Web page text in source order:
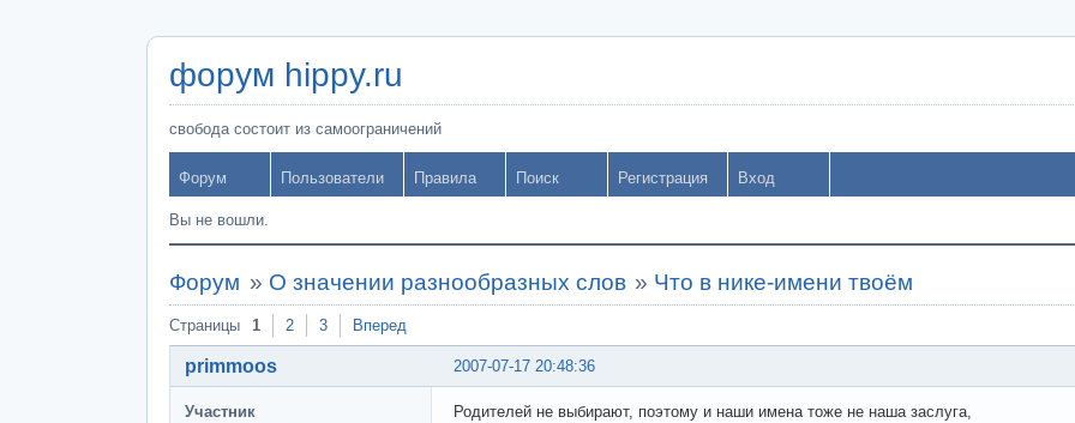
форум hippy.ru
свобода состоит из самоограничений
Форум Пользователи Правила Поиск Регистрация Вход
Вы не вошли.
Форум » О значении разнообразных слов » Что в нике-имени твоём
Страницы 1 2 3 Вперед
2007-07-17 20:48:36
primmoos
Участник
Родителей не выбирают, поэтому и наши имена тоже не наша заслуга,